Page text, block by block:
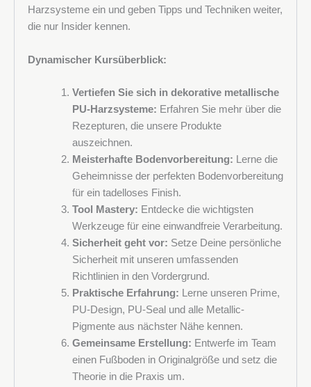
Harzsysteme ein und geben Tipps und Techniken weiter,
die nur Insider kennen.
Dynamischer Kursüberblick:
Vertiefen Sie sich in dekorative metallische
PU-Harzsysteme: Erfahren Sie mehr über die
Rezepturen, die unsere Produkte
auszeichnen.
Meisterhafte Bodenvorbereitung: Lerne die
Geheimnisse der perfekten Bodenvorbereitung
für ein tadelloses Finish.
Tool Mastery: Entdecke die wichtigsten
Werkzeuge für eine einwandfreie Verarbeitung.
Sicherheit geht vor: Setze Deine persönliche
Sicherheit mit unseren umfassenden
Richtlinien in den Vordergrund.
Praktische Erfahrung: Lerne unseren Prime,
PU-Design, PU-Seal und alle Metallic-
Pigmente aus nächster Nähe kennen.
Gemeinsame Erstellung: Entwerfe im Team
einen Fußboden in Originalgröße und setz die
Theorie in die Praxis um.